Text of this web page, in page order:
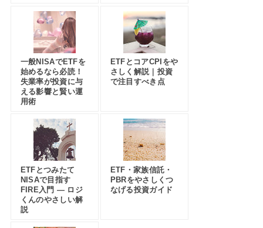
一般NISAでETFを
始めるなら必読！
失業率が投資に与
える影響と賢い運
用術
ETFとコアCPIをや
さしく解説｜投資
で注目すべき点
ETFとつみたて
NISAで目指す
FIRE入門 — ロジ
くんのやさしい解
説
ETF・家族信託・
PBRをやさしくつ
なげる投資ガイド